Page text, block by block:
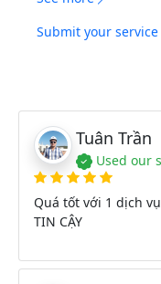
Submit your
Tuân Trần
Used our
Quá tốt với 1 dịch vụ
TIN CẬY